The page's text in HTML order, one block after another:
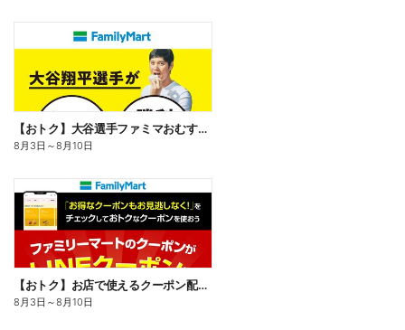
【おトク】大谷選手ファミマおむすび割
8月3日 ～8月10日
【おトク】お店で使えるクーポン配信中
8月3日 ～8月10日